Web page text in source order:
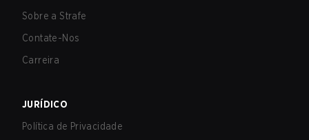
Sobre a Strafe
Contate-Nos
Carreira
JURÍDICO
Política de Privacidade